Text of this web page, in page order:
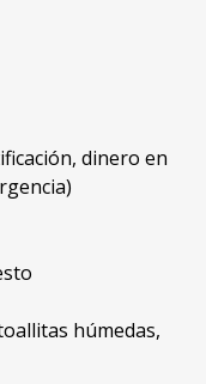
dinero en
húmedas,